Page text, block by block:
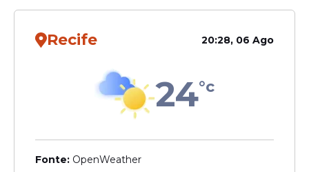
Pernambuco: 1.913 vagas
de até R$ 12.366,61
Veja Também
Recife 20:28, 06 Ago
24°c
Fonte: OpenWeather